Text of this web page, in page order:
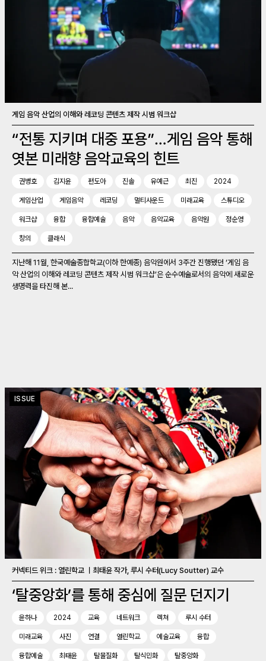
게임 음악 산업의 이해와 레코딩 콘텐츠 제작 시범 워크샵
“전통 지키며 대중 포용”…게임 음악 통해
엿본 미래향 음악교육의 힌트
권병호 김지윤 편도아 진솔 유예근 최진 2024
게임산업 게임음악 레코딩 멀티사운드 미래교육 스튜디오
워크샵 융합 융합예술 음악 음악교육 음악원 정순영
창의 클래식
지난해 11월, 한국예술종합학교(이하 한예종) 음악원에서 3주간 진행됐던 ‘게임 음
악 산업의 이해와 레코딩 콘텐츠 제작 시범 워크샵’은 순수예술로서의 음악에 새로운
생명력을 타진해 본...
ISSUE
커넥티드 위크 : 열린학교 ㅣ최태윤 작가, 루시 수터(Lucy Soutter) 교수
‘탈중앙화’를 통해 중심에 질문 던지기
윤하나 2024 교육 네트워크 렉쳐 루시 수터
미래교육 사진 연결 열린학교 예술교육 융합
융합예술 최태윤 탈물질화 탈식민화 탈중앙화